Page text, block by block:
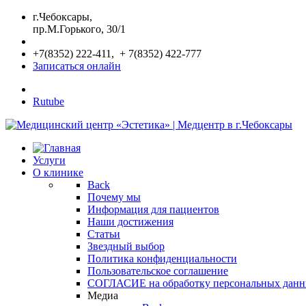
г.Чебоксары,
пр.М.Горького, 30/1
+7(8352) 222-411, + 7(8352) 422-777
Записаться онлайн
Rutube
Услуги
О клинике
Back
Почему мы
Информация для пациентов
Наши достижения
Статьи
Звездный выбор
Политика конфиденциальности
Пользовательское соглашение
СОГЛАСИЕ на обработку персональных
Медиа